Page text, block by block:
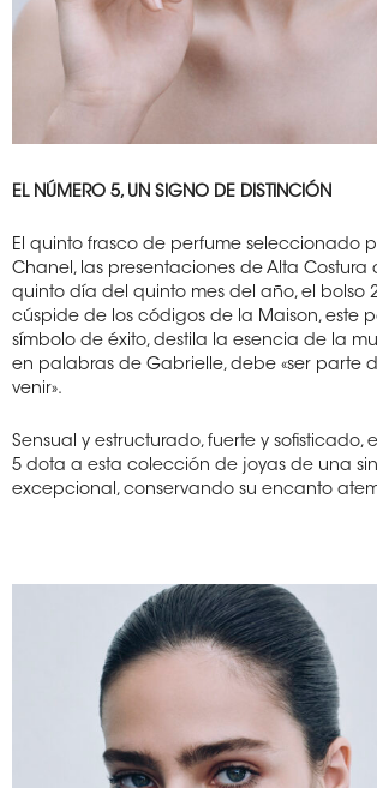
EL NÚMERO 5, UN SIGNO DE DISTINCIÓN
El quinto frasco de perfume seleccionado
Chanel, las presentaciones de Alta Costura
quinto día del quinto mes del año, el bolso
cúspide de los códigos de la Maison, este
símbolo de éxito, destila la esencia de la
en palabras de Gabrielle, debe «ser parte
venir».
Sensual y estructurado, fuerte y sofisticado,
5 dota a esta colección de joyas de una
excepcional, conservando su encanto